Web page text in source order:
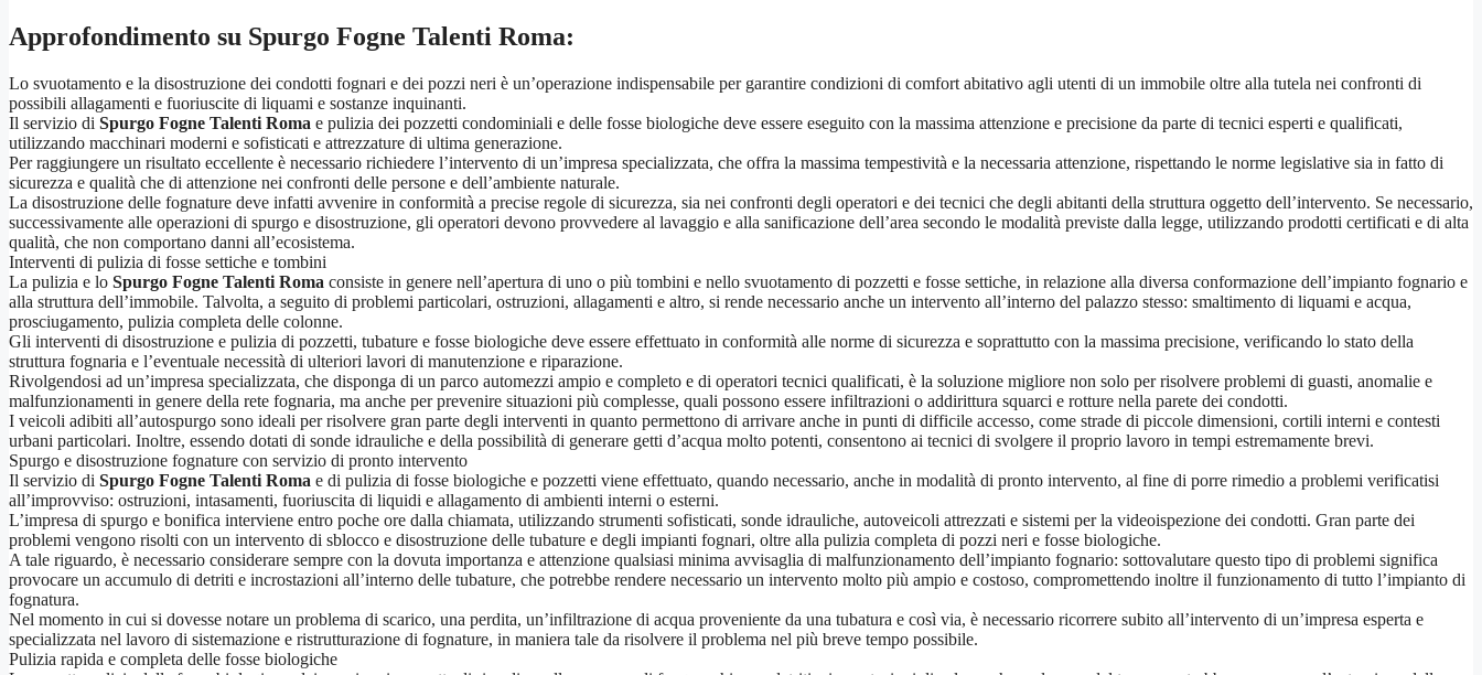
Approfondimento su Spurgo Fogne Talenti Roma:
Lo svuotamento e la disostruzione dei condotti fognari e dei pozzi neri è un’operazione indispensabile per garantire condizioni di comfort abitativo agli utenti di un immobile oltre alla tutela nei confronti di
possibili allagamenti e fuoriuscite di liquami e sostanze inquinanti.
Il servizio di Spurgo Fogne Talenti Roma e pulizia dei pozzetti condominiali e delle fosse biologiche deve essere eseguito con la massima attenzione e precisione da parte di tecnici esperti e qualificati,
utilizzando macchinari moderni e sofisticati e attrezzature di ultima generazione.
Per raggiungere un risultato eccellente è necessario richiedere l’intervento di un’impresa specializzata, che offra la massima tempestività e la necessaria attenzione, rispettando le norme legislative sia in fatto di
sicurezza e qualità che di attenzione nei confronti delle persone e dell’ambiente naturale.
La disostruzione delle fognature deve infatti avvenire in conformità a precise regole di sicurezza, sia nei confronti degli operatori e dei tecnici che degli abitanti della struttura oggetto dell’intervento. Se necessario,
successivamente alle operazioni di spurgo e disostruzione, gli operatori devono provvedere al lavaggio e alla sanificazione dell’area secondo le modalità previste dalla legge, utilizzando prodotti certificati e di alta
qualità, che non comportano danni all’ecosistema.
Interventi di pulizia di fosse settiche e tombini
La pulizia e lo Spurgo Fogne Talenti Roma consiste in genere nell’apertura di uno o più tombini e nello svuotamento di pozzetti e fosse settiche, in relazione alla diversa conformazione dell’impianto fognario e
alla struttura dell’immobile. Talvolta, a seguito di problemi particolari, ostruzioni, allagamenti e altro, si rende necessario anche un intervento all’interno del palazzo stesso: smaltimento di liquami e acqua,
prosciugamento, pulizia completa delle colonne.
Gli interventi di disostruzione e pulizia di pozzetti, tubature e fosse biologiche deve essere effettuato in conformità alle norme di sicurezza e soprattutto con la massima precisione, verificando lo stato della
struttura fognaria e l’eventuale necessità di ulteriori lavori di manutenzione e riparazione.
Rivolgendosi ad un’impresa specializzata, che disponga di un parco automezzi ampio e completo e di operatori tecnici qualificati, è la soluzione migliore non solo per risolvere problemi di guasti, anomalie e
malfunzionamenti in genere della rete fognaria, ma anche per prevenire situazioni più complesse, quali possono essere infiltrazioni o addirittura squarci e rotture nella parete dei condotti.
I veicoli adibiti all’autospurgo sono ideali per risolvere gran parte degli interventi in quanto permettono di arrivare anche in punti di difficile accesso, come strade di piccole dimensioni, cortili interni e contesti
urbani particolari. Inoltre, essendo dotati di sonde idrauliche e della possibilità di generare getti d’acqua molto potenti, consentono ai tecnici di svolgere il proprio lavoro in tempi estremamente brevi.
Spurgo e disostruzione fognature con servizio di pronto intervento
Il servizio di Spurgo Fogne Talenti Roma e di pulizia di fosse biologiche e pozzetti viene effettuato, quando necessario, anche in modalità di pronto intervento, al fine di porre rimedio a problemi verificatisi
all’improvviso: ostruzioni, intasamenti, fuoriuscita di liquidi e allagamento di ambienti interni o esterni.
L’impresa di spurgo e bonifica interviene entro poche ore dalla chiamata, utilizzando strumenti sofisticati, sonde idrauliche, autoveicoli attrezzati e sistemi per la videoispezione dei condotti. Gran parte dei
problemi vengono risolti con un intervento di sblocco e disostruzione delle tubature e degli impianti fognari, oltre alla pulizia completa di pozzi neri e fosse biologiche.
A tale riguardo, è necessario considerare sempre con la dovuta importanza e attenzione qualsiasi minima avvisaglia di malfunzionamento dell’impianto fognario: sottovalutare questo tipo di problemi significa
provocare un accumulo di detriti e incrostazioni all’interno delle tubature, che potrebbe rendere necessario un intervento molto più ampio e costoso, compromettendo inoltre il funzionamento di tutto l’impianto di
fognatura.
Nel momento in cui si dovesse notare un problema di scarico, una perdita, un’infiltrazione di acqua proveniente da una tubatura e così via, è necessario ricorrere subito all’intervento di un’impresa esperta e
specializzata nel lavoro di sistemazione e ristrutturazione di fognature, in maniera tale da risolvere il problema nel più breve tempo possibile.
Pulizia rapida e completa delle fosse biologiche